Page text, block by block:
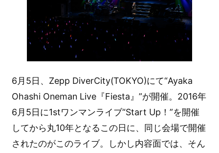
6月5日、Zepp DiverCity(TOKYO)にて“Ayaka
Ohashi Oneman Live『Fiesta』”が開催。2016年
6月5日に1stワンマンライブ“Start Up！”を開催
してから丸10年となるこの日に、同じ会場で開催
されたのがこのライブ。しかし内容面では、そん